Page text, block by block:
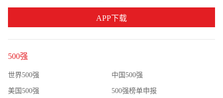
500强
世界500强 中国500强
美国500强 500强榜单申报
APP下载